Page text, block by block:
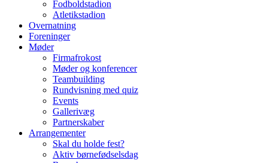
Fodboldstadion
Atletikstadion
Overnatning
Foreninger
Møder
Firmafrokost
Møder og konferencer
Teambuilding
Rundvisning med quiz
Events
Gallerivæg
Partnerskaber
Arrangementer
Skal du holde fest?
Aktiv børnefødselsdag